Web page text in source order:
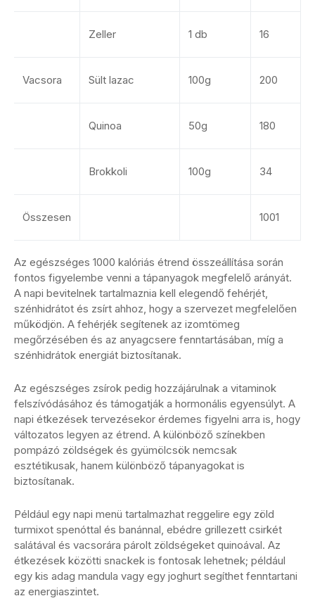
Zeller 1 db 16
Vacsora Sült lazac 100g 200
Quinoa 50g 180
Brokkoli 100g 34
Összesen 1001
Az egészséges 1000 kalóriás étrend összeállítása során
fontos figyelembe venni a tápanyagok megfelelő arányát.
A napi bevitelnek tartalmaznia kell elegendő fehérjét,
szénhidrátot és zsírt ahhoz, hogy a szervezet megfelelően
működjön. A fehérjék segítenek az izomtömeg
megőrzésében és az anyagcsere fenntartásában, míg a
szénhidrátok energiát biztosítanak.
Az egészséges zsírok pedig hozzájárulnak a vitaminok
felszívódásához és támogatják a hormonális egyensúlyt. A
napi étkezések tervezésekor érdemes figyelni arra is, hogy
változatos legyen az étrend. A különböző színekben
pompázó zöldségek és gyümölcsök nemcsak
esztétikusak, hanem különböző tápanyagokat is
biztosítanak.
Például egy napi menü tartalmazhat reggelire egy zöld
turmixot spenóttal és banánnal, ebédre grillezett csirkét
salátával és vacsorára párolt zöldségeket quinoával. Az
étkezések közötti snackek is fontosak lehetnek; például
egy kis adag mandula vagy egy joghurt segíthet fenntartani
az energiaszintet.